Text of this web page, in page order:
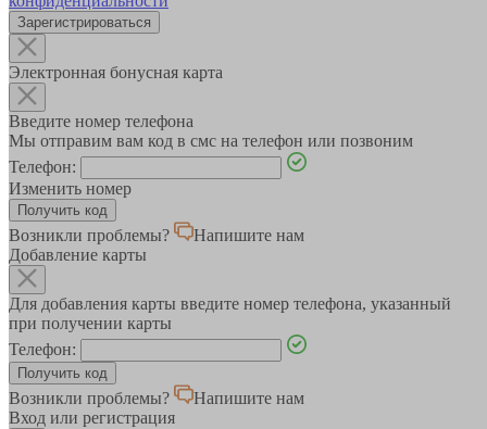
Зарегистрироваться
Электронная бонусная карта
Введите номер телефона
Мы отправим вам код в смс на телефон или позвоним
Телефон:
Изменить номер
Возникли проблемы?
Напишите нам
Добавление карты
Для добавления карты введите номер телефона, указанный
при получении карты
Телефон:
Возникли проблемы?
Напишите нам
Вход или регистрация